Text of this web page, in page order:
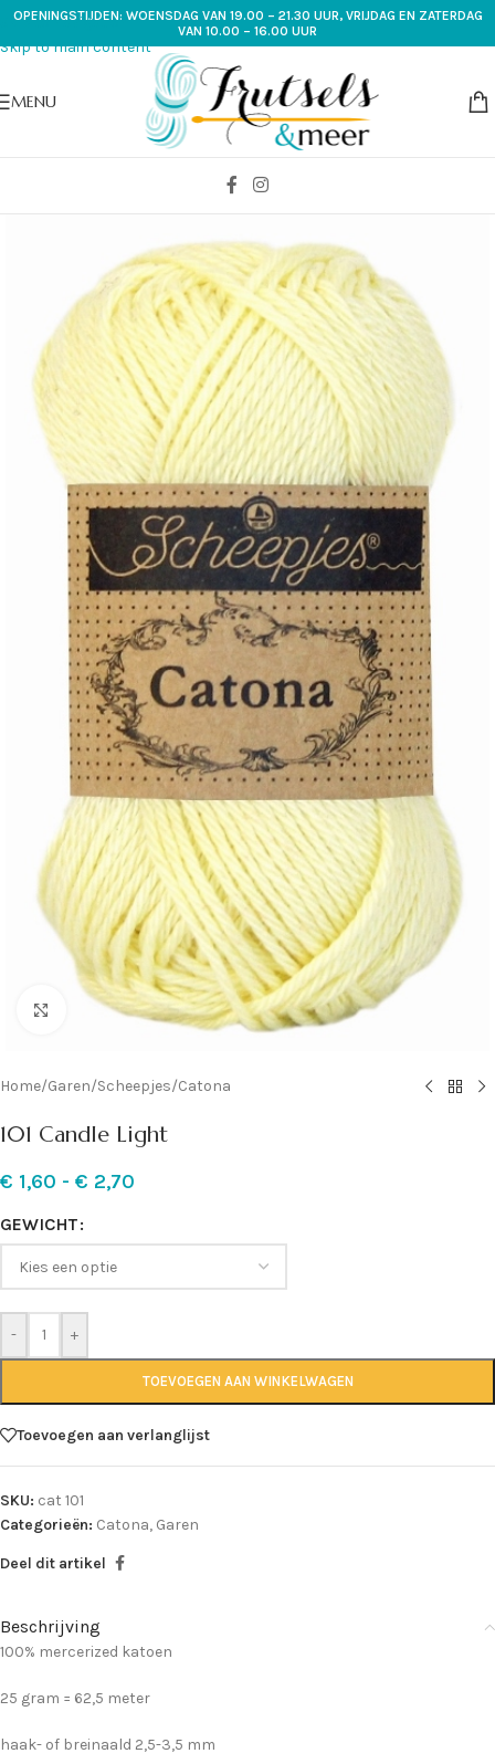
Skip to navigation
Skip to main content
OPENINGSTIJDEN: WOENSDAG VAN 19.00 – 21.30 UUR, VRIJDAG EN ZATERDAG
VAN 10.00 – 16.00 UUR
MENU
Klik om te vergroten
Home/Garen/Scheepjes/Catona
101 Candle Light
€ 1,60 - € 2,70
GEWICHT
- +
TOEVOEGEN AAN WINKELWAGEN
Toevoegen aan verlanglijst
SKU: cat 101
Categorieën: Catona, Garen
Deel dit artikel
Beschrijving
100% mercerized katoen
25 gram = 62,5 meter
haak- of breinaald 2,5-3,5 mm